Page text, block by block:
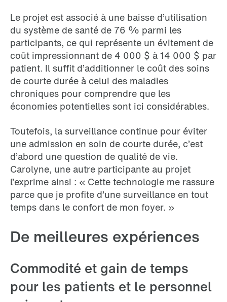
Le projet est associé à une baisse d’utilisation
du système de santé de 76 % parmi les
participants, ce qui représente un évitement de
coût impressionnant de 4 000 $ à 14 000 $ par
patient. Il suffit d’additionner le coût des soins
de courte durée à celui des maladies
chroniques pour comprendre que les
économies potentielles sont ici considérables.
Toutefois, la surveillance continue pour éviter
une admission en soin de courte durée, c’est
d’abord une question de qualité de vie.
Carolyne, une autre participante au projet
l’exprime ainsi : « Cette technologie me rassure
parce que je profite d’une surveillance en tout
temps dans le confort de mon foyer. »
De meilleures expériences
Commodité et gain de temps
pour les patients et le personnel